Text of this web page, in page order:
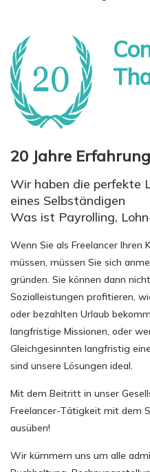
20 Jahre Erfahrung
Wir haben die perfekte
eines Selbständigen
Was ist Payrolling,
Wenn Sie als Freelancer Ihren
müssen, müssen Sie sich
gründen. Sie können dann
Sozialleistungen profitieren,
oder bezahlten Urlaub
langfristige Missionen, oder
Gleichgesinnten langfristig
sind unsere Lösungen ideal.
Mit dem Beitritt in unser
Freelancer-Tätigkeit mit dem
ausüben!
Wir kümmern uns um alle